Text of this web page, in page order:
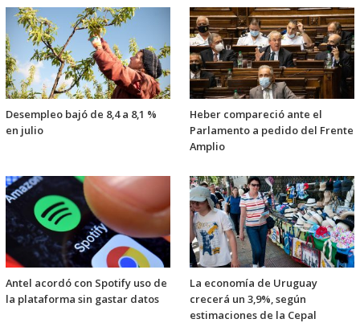
Desempleo bajó de 8,4 a 8,1 %
en julio
Heber compareció ante el
Parlamento a pedido del Frente
Amplio
Antel acordó con Spotify uso de
la plataforma sin gastar datos
La economía de Uruguay
crecerá un 3,9%, según
estimaciones de la Cepal